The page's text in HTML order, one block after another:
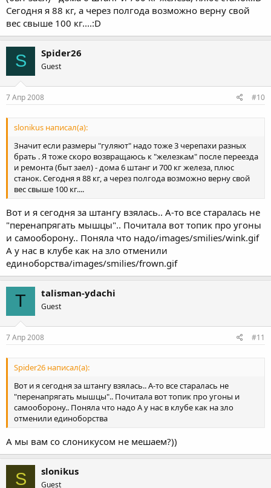
Сегодня я 88 кг, а через полгода возможно верну свой
вес свыше 100 кг....:D
S Spider26
Guest
7 Апр 2008 #10
slonikus написал(а):
Значит если размеры "гуляют" надо тоже 3 черепахи разных
брать . Я тоже скоро возвращаюсь к "железкам" после переезда
и ремонта (быт заел) - дома 6 штанг и 700 кг железа, плюс
станок. Сегодня я 88 кг, а через полгода возможно верну свой
вес свыше 100 кг....
Вот и я сегодня за штангу взялась.. А-то все старалась не
"перенапрягать мышцы".. Почитала вот топик про угоны
и самооборону.. Поняла что надо/images/smilies/wink.gif
А у нас в клубе как на зло отменили
единоборства/images/smilies/frown.gif
T talisman-ydachi
Guest
7 Апр 2008 #11
Spider26 написал(а):
Вот и я сегодня за штангу взялась.. А-то все старалась не
"перенапрягать мышцы".. Почитала вот топик про угоны и
самооборону.. Поняла что надо А у нас в клубе как на зло
отменили единоборства
А мы вам со слоникусом не мешаем?))
S slonikus
Guest